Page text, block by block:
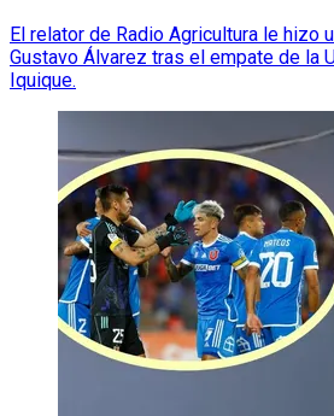
El relator de Radio Agricultura le hizo
Gustavo Álvarez tras el empate de la
Iquique.